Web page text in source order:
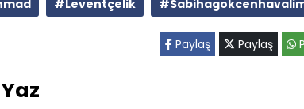
#Leventçelik
Paylaş Paylaş